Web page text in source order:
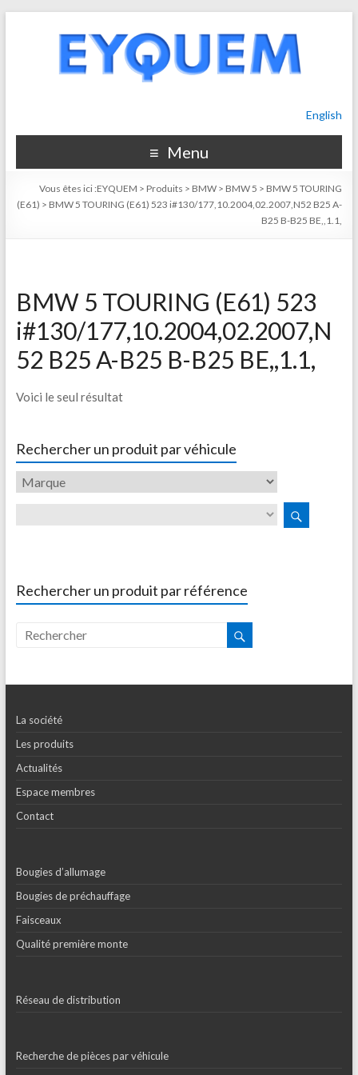
English
Menu
Vous êtes ici :EYQUEM > Produits > BMW > BMW 5 > BMW 5 TOURING
(E61) > BMW 5 TOURING (E61) 523 i#130/177,10.2004,02.2007,N52 B25 A-
B25 B-B25 BE,,1.1,
BMW 5 TOURING (E61) 523
i#130/177,10.2004,02.2007,N
52 B25 A-B25 B-B25 BE,,1.1,
Voici le seul résultat
Rechercher un produit par véhicule
Rechercher un produit par référence
La société
Les produits
Actualités
Espace membres
Contact
Bougies d’allumage
Bougies de préchauffage
Faisceaux
Qualité première monte
Réseau de distribution
Recherche de pièces par véhicule